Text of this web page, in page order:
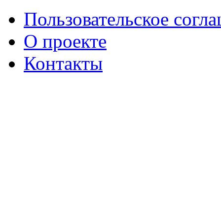
Пользовательское
О проекте
Контакты